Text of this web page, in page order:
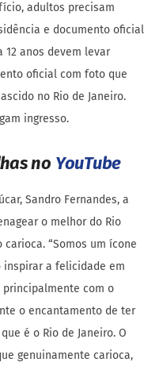
adultos precisam
e documento oficial
12 anos devem levar
oficial com foto que
no Rio de Janeiro.
ingresso.
no YouTube
Sandro Fernandes, a
o melhor do Rio
“Somos um ícone
inspirar a felicidade em
principalmente com o
o encantamento de ter
é o Rio de Janeiro. O
genuinamente carioca,